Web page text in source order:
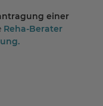
einer
Reha-Berater